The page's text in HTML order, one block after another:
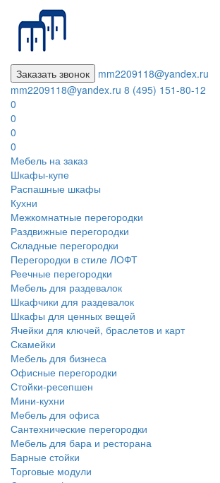
Заказать звонок
mm2209118@yandex.ru
mm2209118@yandex.ru 8 (495) 151-80-12
0
0
0
0
Мебель на заказ
Шкафы-купе
Распашные шкафы
Кухни
Межкомнатные перегородки
Раздвижные перегородки
Складные перегородки
Перегородки в стиле ЛОФТ
Реечные перегородки
Мебель для раздевалок
Шкафчики для раздевалок
Шкафы для ценных вещей
Ячейки для ключей, браслетов и карт
Скамейки
Мебель для бизнеса
Офисные перегородки
Стойки-ресепшен
Мини-кухни
Мебель для офиса
Сантехнические перегородки
Мебель для бара и ресторана
Барные стойки
Торговые модули